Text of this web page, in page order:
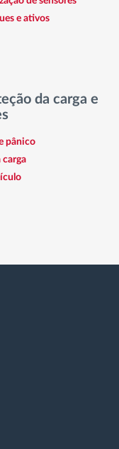
e ativos
da carga e
pânico